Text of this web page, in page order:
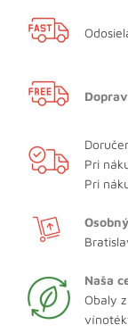
Pri
Pri
Naša
Obaly